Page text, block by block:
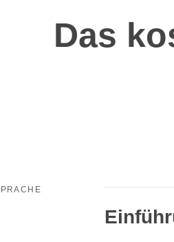
Das